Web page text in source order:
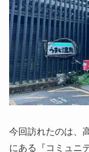
今回訪れたのは、
にある『コミュニ